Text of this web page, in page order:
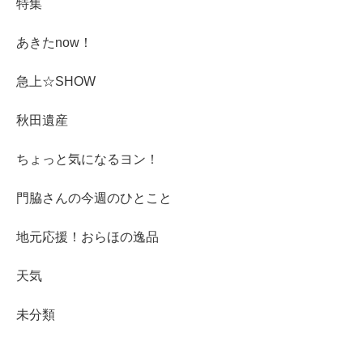
特集
あきたnow！
急上☆SHOW
秋田遺産
ちょっと気になるヨン！
門脇さんの今週のひとこと
地元応援！おらほの逸品
天気
未分類